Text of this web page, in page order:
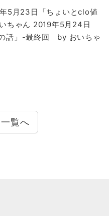
5月23日「ちょいとclo値
ちゃん 2019年5月24日
話」-最終回 by おいちゃ
覧へ